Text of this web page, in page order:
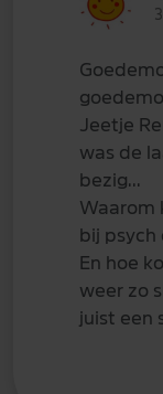
Jeetje
was de
bezig...
Waarom
bij psych
En hoe
weer zo
juist een